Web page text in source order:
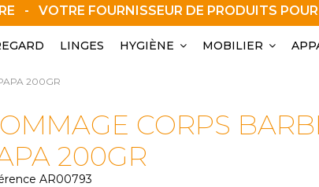
- VOTRE FOURNISSEUR DE PRODUITS
LINGES HYGIÈNE MOBILIER
200GR
CORPS
200GR
AR00793